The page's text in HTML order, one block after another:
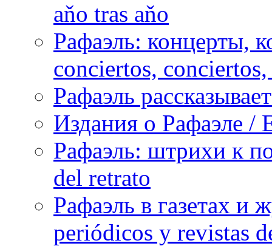
aňo tras aňo
Рафаэль: концерты,
conciertos,
Рафаэль
Издания о Рафаэле /
Рафаэль: штрихи к
del retrato
Рафаэль в газетах и
periódicos y revistas